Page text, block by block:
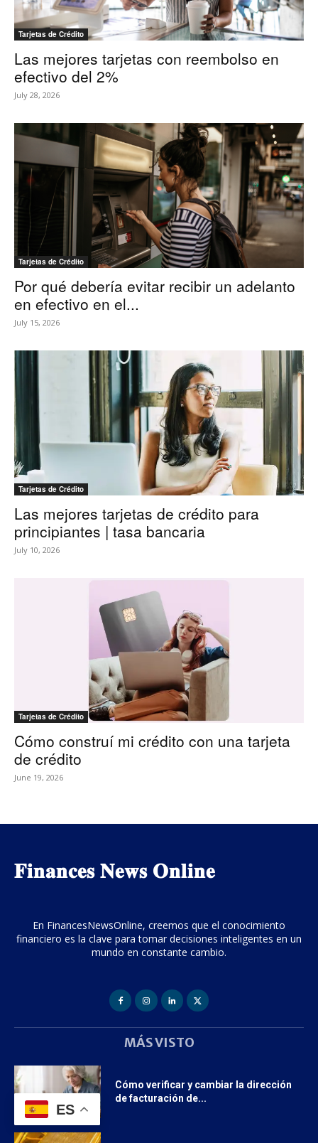
Tarjetas de Crédito
Las mejores tarjetas con reembolso en
efectivo del 2%
July 28, 2026
Tarjetas de Crédito
Por qué debería evitar recibir un adelanto
en efectivo en el...
July 15, 2026
Tarjetas de Crédito
Las mejores tarjetas de crédito para
principiantes | tasa bancaria
July 10, 2026
Tarjetas de Crédito
Cómo construí mi crédito con una tarjeta
de crédito
June 19, 2026
𝐅𝐢𝐧𝐚𝐧𝐜𝐞𝐬 𝐍𝐞𝐰𝐬 𝐎𝐧𝐥𝐢𝐧𝐞
En FinancesNewsOnline, creemos que el conocimiento
financiero es la clave para tomar decisiones inteligentes en un
mundo en constante cambio.
MÁS VISTO
Cómo verificar y cambiar la dirección
de facturación de...
ES